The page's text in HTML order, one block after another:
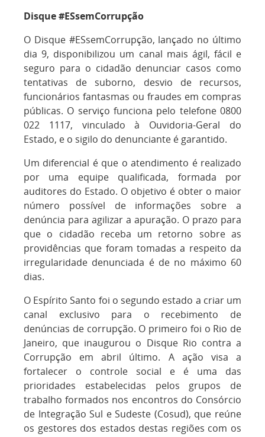
Disque #ESsemCorrupção
O Disque #ESsemCorrupção, lançado no último
dia 9, disponibilizou um canal mais ágil, fácil e
seguro para o cidadão denunciar casos como
tentativas de suborno, desvio de recursos,
funcionários fantasmas ou fraudes em compras
públicas. O serviço funciona pelo telefone 0800
022 1117, vinculado à Ouvidoria-Geral do
Estado, e o sigilo do denunciante é garantido.
Um diferencial é que o atendimento é realizado
por uma equipe qualificada, formada por
auditores do Estado. O objetivo é obter o maior
número possível de informações sobre a
denúncia para agilizar a apuração. O prazo para
que o cidadão receba um retorno sobre as
providências que foram tomadas a respeito da
irregularidade denunciada é de no máximo 60
dias.
O Espírito Santo foi o segundo estado a criar um
canal exclusivo para o recebimento de
denúncias de corrupção. O primeiro foi o Rio de
Janeiro, que inaugurou o Disque Rio contra a
Corrupção em abril último. A ação visa a
fortalecer o controle social e é uma das
prioridades estabelecidas pelos grupos de
trabalho formados nos encontros do Consórcio
de Integração Sul e Sudeste (Cosud), que reúne
os gestores dos estados destas regiões com os